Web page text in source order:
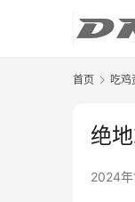
首页 吃鸡
绝
2024